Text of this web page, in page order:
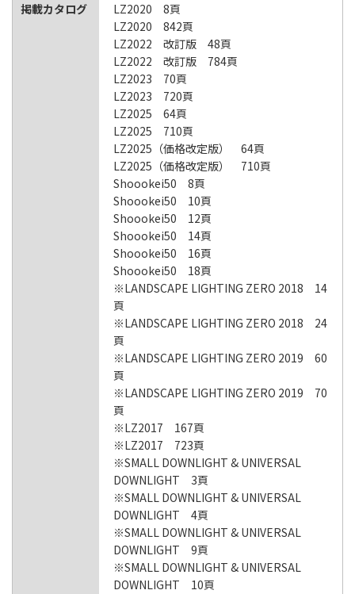
掲載カタログ
LZ2020 8頁
LZ2020 842頁
LZ2022 改訂版 48頁
LZ2022 改訂版 784頁
LZ2023 70頁
LZ2023 720頁
LZ2025 64頁
LZ2025 710頁
LZ2025（価格改定版） 64頁
LZ2025（価格改定版） 710頁
Shoookei50 8頁
Shoookei50 10頁
Shoookei50 12頁
Shoookei50 14頁
Shoookei50 16頁
Shoookei50 18頁
※LANDSCAPE LIGHTING ZERO 2018 14
頁
※LANDSCAPE LIGHTING ZERO 2018 24
頁
※LANDSCAPE LIGHTING ZERO 2019 60
頁
※LANDSCAPE LIGHTING ZERO 2019 70
頁
※LZ2017 167頁
※LZ2017 723頁
※SMALL DOWNLIGHT & UNIVERSAL
DOWNLIGHT 3頁
※SMALL DOWNLIGHT & UNIVERSAL
DOWNLIGHT 4頁
※SMALL DOWNLIGHT & UNIVERSAL
DOWNLIGHT 9頁
※SMALL DOWNLIGHT & UNIVERSAL
DOWNLIGHT 10頁